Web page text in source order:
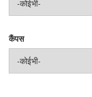
कैंपस